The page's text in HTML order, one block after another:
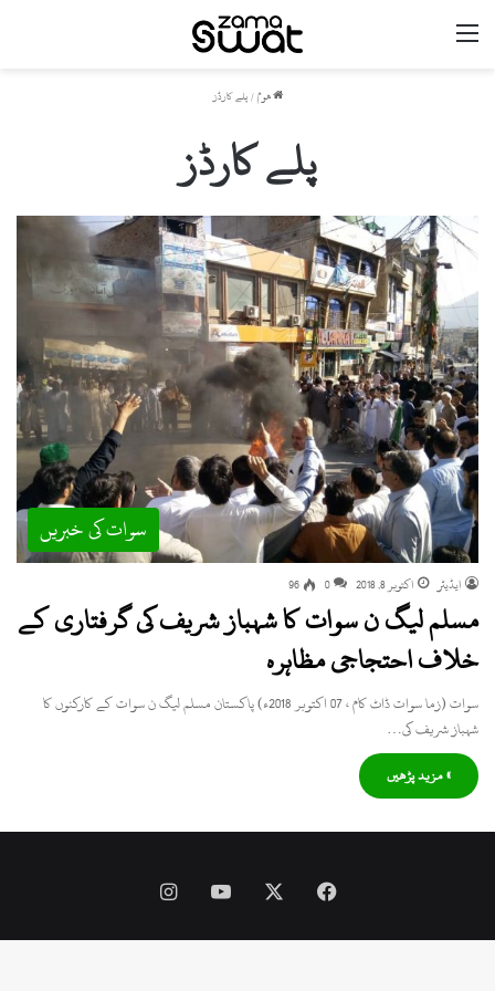
ھوم / پلے کارڈز
پلے کارڈز
سوات کی خبریں
ایڈیٹر اکتوبر 8, 2018 0
96
مسلم لیگ ن سوات کا شہباز شریف کی گرفتاری کے
خلاف احتجاجی مظاہرہ
سوات (زما سوات ڈاٹ کام ، 07 اکتوبر 2018ء) پاکستان مسلم لیگ ن سوات کے کارکنوں کا
شہباز شریف کی…
» مزید پڑھیں
Facebook
YouTube